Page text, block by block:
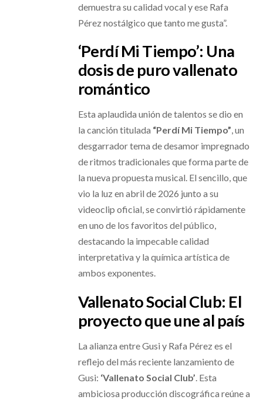
demuestra su calidad vocal y ese Rafa
Pérez nostálgico que tanto me gusta”.
‘Perdí Mi Tiempo’: Una
dosis de puro vallenato
romántico
Esta aplaudida unión de talentos se dio en
la canción titulada “Perdí Mi Tiempo”, un
desgarrador tema de desamor impregnado
de ritmos tradicionales que forma parte de
la nueva propuesta musical. El sencillo, que
vio la luz en abril de 2026 junto a su
videoclip oficial, se convirtió rápidamente
en uno de los favoritos del público,
destacando la impecable calidad
interpretativa y la química artística de
ambos exponentes.
Vallenato Social Club: El
proyecto que une al país
La alianza entre Gusi y Rafa Pérez es el
reflejo del más reciente lanzamiento de
Gusi: ‘Vallenato Social Club’. Esta
ambiciosa producción discográfica reúne a